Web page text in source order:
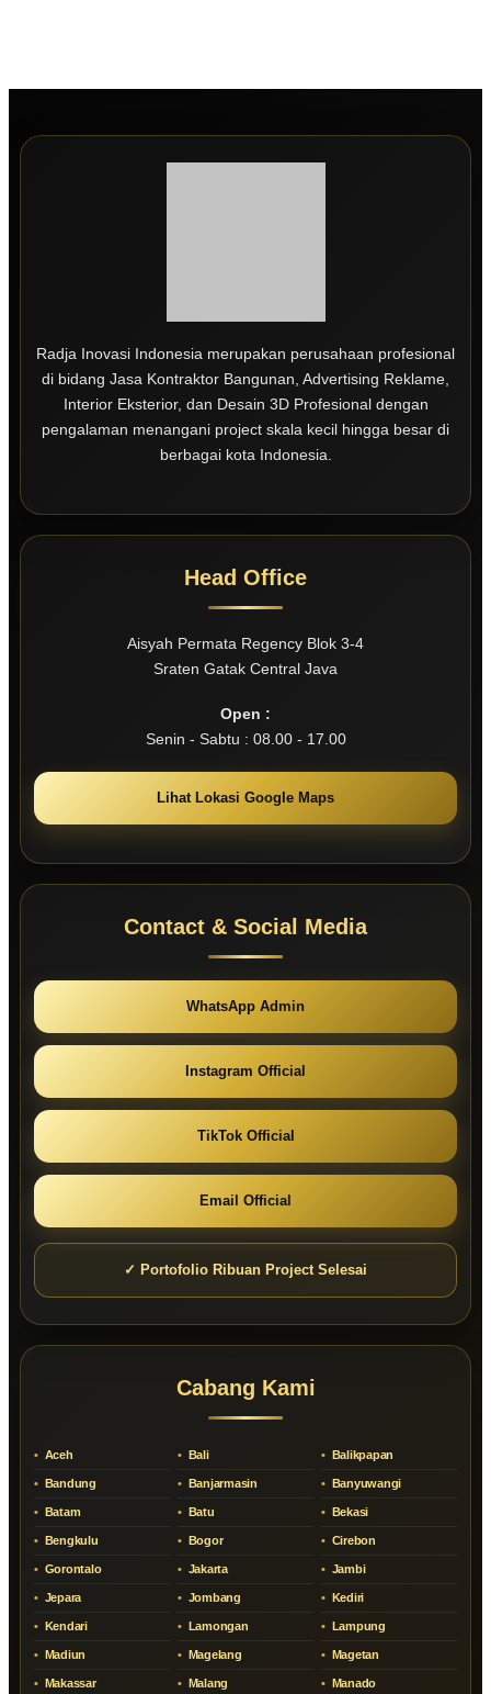
Radja Inovasi Indonesia merupakan perusahaan profesional
di bidang Jasa Kontraktor Bangunan, Advertising Reklame,
Interior Eksterior, dan Desain 3D Profesional dengan
pengalaman menangani project skala kecil hingga besar di
berbagai kota Indonesia.
Head Office
Aisyah Permata Regency Blok 3-4
Sraten Gatak Central Java
Open :
Senin - Sabtu : 08.00 - 17.00
Lihat Lokasi Google Maps
Contact & Social Media
WhatsApp Admin
Instagram Official
TikTok Official
Email Official
✓ Portofolio Ribuan Project Selesai
Cabang Kami
Aceh Bali Balikpapan
Bandung Banjarmasin Banyuwangi
Batam Batu Bekasi
Bengkulu Bogor Cirebon
Gorontalo Jakarta Jambi
Jepara Jombang Kediri
Kendari Lamongan Lampung
Madiun Magelang Magetan
Makassar Malang Manado